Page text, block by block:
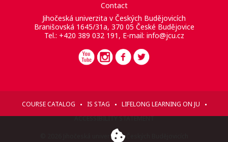
Contact
Jihočeská univerzita v Českých Budějovicích
Branišovská 1645/31a, 370 05 České Budějovice
Tel.: +420 389 032 191, E-mail: info@jcu.cz
COURSE CATALOG IS STAG
LIFELONG LEARNING ON JU
ACCESSIBILITY STATEMENT
© 2026 Jihočeská univerzita v Českých Budějovicích